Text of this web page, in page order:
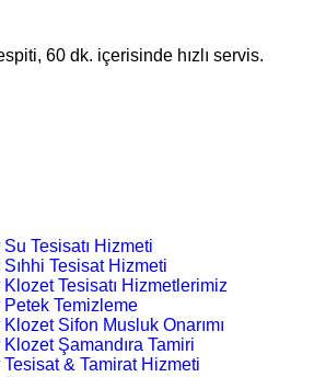
60 dk. içerisinde hızlı servis.
Su Tesisatı Hizmeti
Sıhhi Tesisat Hizmeti
Klozet Tesisatı Hizmetlerimiz
Petek Temizleme
Klozet Sifon Musluk Onarımı
Klozet Şamandıra Tamiri
Tesisat & Tamirat Hizmeti